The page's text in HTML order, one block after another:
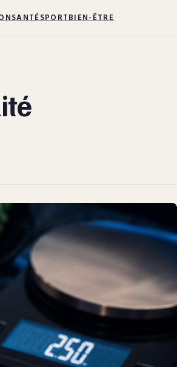
SANTÉSPORTBIEN-ÊTRE